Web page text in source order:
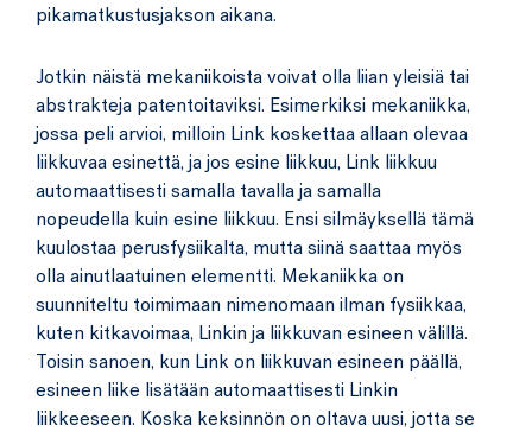
pikamatkustusjakson aikana.
Jotkin näistä mekaniikoista voivat olla liian yleisiä tai
abstrakteja patentoitaviksi. Esimerkiksi mekaniikka,
jossa peli arvioi, milloin Link koskettaa allaan olevaa
liikkuvaa esinettä, ja jos esine liikkuu, Link liikkuu
automaattisesti samalla tavalla ja samalla
nopeudella kuin esine liikkuu. Ensi silmäyksellä tämä
kuulostaa perusfysiikalta, mutta siinä saattaa myös
olla ainutlaatuinen elementti. Mekaniikka on
suunniteltu toimimaan nimenomaan ilman fysiikkaa,
kuten kitkavoimaa, Linkin ja liikkuvan esineen välillä.
Toisin sanoen, kun Link on liikkuvan esineen päällä,
esineen liike lisätään automaattisesti Linkin
liikkeeseen. Koska keksinnön on oltava uusi, jotta se